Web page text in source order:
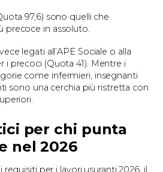
97,6) sono quelli che
precoce in assoluto.
legati all’APE Sociale o alla
i precoci (Quota 41). Mentre i
come infermieri, insegnanti
sono una cerchia più ristretta con
per chi punta
nel 2026
requisiti per i lavori usuranti 2026, il